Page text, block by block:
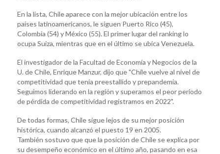
En la lista, Chile aparece con la mejor ubicación entre los
países latinoamericanos, le siguen Puerto Rico (45),
Colombia (54) y México (55). El primer lugar del ranking lo
ocupa Suiza, mientras que en el último se ubica Venezuela.
El investigador de la Facultad de Economía y Negocios de la
U. de Chile, Enrique Manzur, dijo que "Chile vuelve al nivel de
competitividad que tenía preestallido y prepandemia.
Seguimos liderando en la región y superamos el peor periodo
de pérdida de competitividad registramos en 2022".
De todas formas, Chile sigue lejos de su mejor posición
histórica, cuando alcanzó el puesto 19 en 2005.
También sostuvo que que la posición de Chile se explica por
su desempeño económico en el último año, pasando en esa